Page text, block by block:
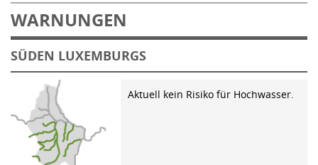
WARNUNGEN
SÜDEN LUXEMBURGS
Aktuell kein Risiko für Hochwasser.